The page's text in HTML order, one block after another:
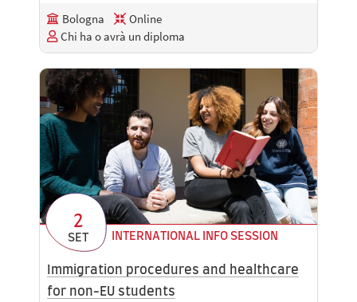
Bologna
Online
Chi ha o avrà un diploma
2
SET INTERNATIONAL INFO SESSION
Immigration procedures and healthcare
for non-EU students